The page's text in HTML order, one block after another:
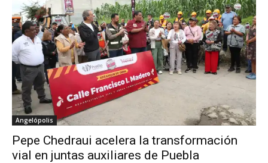
Angelópolis
Pepe Chedraui acelera la transformación
vial en juntas auxiliares de Puebla